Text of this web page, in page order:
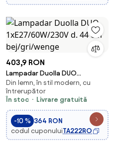
403,9 RON
Lampadar Duolla DUO
1xE27/60W/230V d. 44 cm
bej/gri/wenge
Din lemn, în stil modern, cu
întrerupător
În stoc
Livrare gratuită
-10 % 364 RON
codul cuponuluiTA222RO